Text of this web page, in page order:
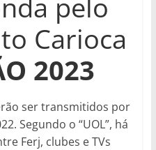
Carioca
2023
ser transmitidos por
Segundo o “UOL”, há
Ferj, clubes e TVs